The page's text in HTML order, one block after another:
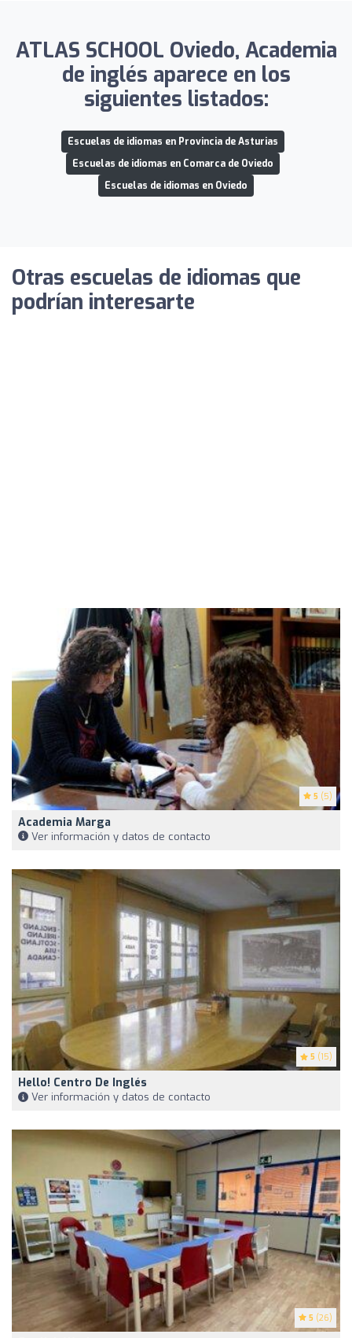
ATLAS SCHOOL Oviedo, Academia
de inglés aparece en los
siguientes listados:
Escuelas de idiomas en Provincia de Asturias
Escuelas de idiomas en Comarca de Oviedo
Escuelas de idiomas en Oviedo
Otras escuelas de idiomas que
podrían interesarte
5 (5)
Academia Marga
Ver información y datos de contacto
5 (15)
Hello! Centro De Inglés
Ver información y datos de contacto
5 (26)